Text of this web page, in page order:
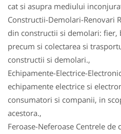
cat si asupra mediului
Constructii-Demolari-Renovari
din constructii si demolari: fier,
precum si colectarea si
constructii si demolari.,
Echipamente-Electrice-
echipamente electrice si
consumatori si companii, in
acestora.,
Feroase-Neferoase Centrele